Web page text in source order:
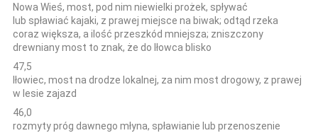
Nowa Wieś, most, pod nim niewielki prożek, spływać
lub spławiać kajaki, z prawej miejsce na biwak; odtąd rzeka
coraz większa, a ilość przeszkód mniejsza; zniszczony
drewniany most to znak, że do Iłowca blisko
47,5
Iłowiec, most na drodze lokalnej, za nim most drogowy, z prawej
w lesie zajazd
46,0
rozmyty próg dawnego młyna, spławianie lub przenoszenie